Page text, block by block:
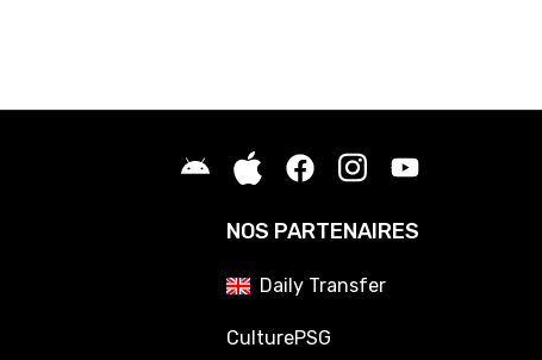
NOS PARTENAIRES
Daily Transfer
CulturePSG